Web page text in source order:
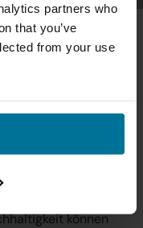
partners who
that you’ve
from your use
from the
können